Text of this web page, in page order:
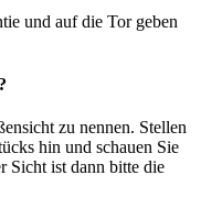
und auf die Tor geben
zu nennen. Stellen
hin und schauen Sie
Sicht ist dann bitte die